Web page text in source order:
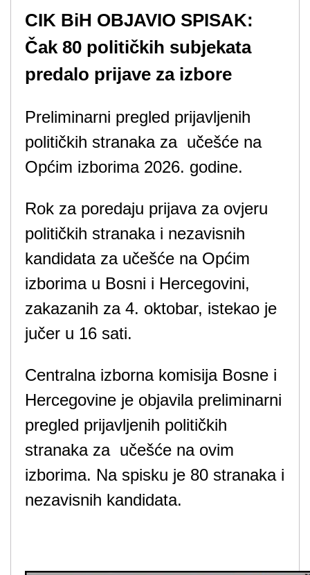
CIK BiH OBJAVIO SPISAK:
Čak 80 političkih subjekata
predalo prijave za izbore
Preliminarni pregled prijavljenih
političkih stranaka za učešće na
Općim izborima 2026. godine.
Rok za poredaju prijava za ovjeru
političkih stranaka i nezavisnih
kandidata za učešće na Općim
izborima u Bosni i Hercegovini,
zakazanih za 4. oktobar, istekao je
jučer u 16 sati.
Centralna izborna komisija Bosne i
Hercegovine je objavila preliminarni
pregled prijavljenih političkih
stranaka za učešće na ovim
izborima. Na spisku je 80 stranaka i
nezavisnih kandidata.